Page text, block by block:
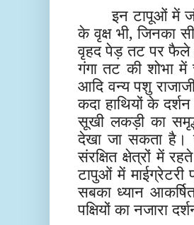
इन टापूओं में
के वृक्ष भी, जिनका
वृहद पेड़ तट पर फैले
गंगा तट की शोभा में
आदि वन्य पशु
कदा हाथियों के
सूखी लकड़ी का
देखा जा सकता है।
संरक्षित क्षेत्रों में
टापुओं में माईग्रेटरी
सबका ध्यान
पक्षियों का नजारा